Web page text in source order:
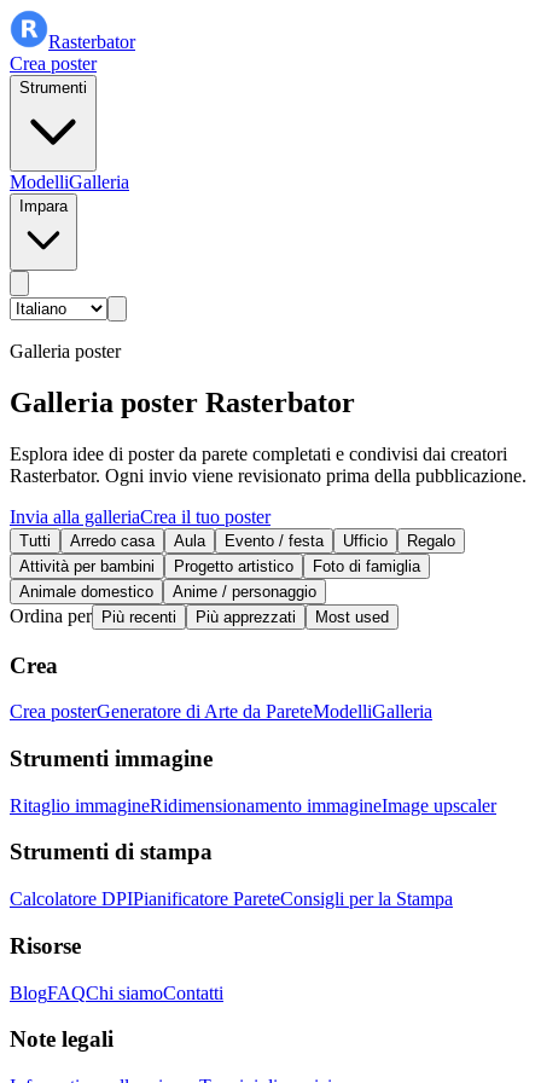
Rasterbator
Crea poster
Strumenti
ModelliGalleria
Impara
Galleria poster
Galleria poster Rasterbator
Esplora idee di poster da parete completati e condivisi dai creatori
Rasterbator. Ogni invio viene revisionato prima della pubblicazione.
Invia alla galleriaCrea il tuo poster
Tutti Arredo casa Aula Evento / festa Ufficio
Regalo
Attività per bambini
Progetto artistico
Foto di famiglia
Animale domestico
Anime / personaggio
Ordina per Più recenti Più apprezzati Most used
Crea
Crea posterGeneratore di Arte da PareteModelliGalleria
Strumenti immagine
Ritaglio immagineRidimensionamento immagineImage upscaler
Strumenti di stampa
Calcolatore DPIPianificatore PareteConsigli per la Stampa
Risorse
BlogFAQChi siamoContatti
Note legali